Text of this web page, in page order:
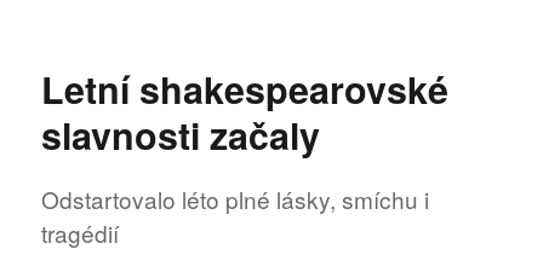
Komedie
otevřela
léto
Letní shakespearovské
slavnosti začaly
Odstartovalo léto plné lásky, smíchu i
tragédií